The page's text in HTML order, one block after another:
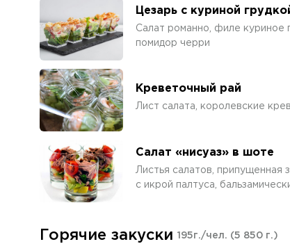
Цезарь с куриной
Cалат романно, филе куриное
помидор черри
Креветочный рай
Лист салата, королевские
Салат «нисуаз» в шоте
Листья салатов, припущенная
с икрой палтуса,
Горячие закуски 195г./чел. (5 850 г.)